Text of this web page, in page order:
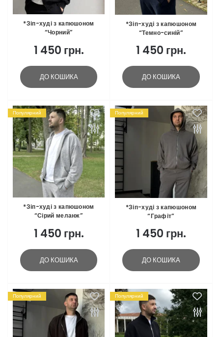
*Зіп-худі з капюшоном
“Чорний”
1 450 грн.
ДО КОШИКА
*Зіп-худі з капюшоном
“Темно-синій”
1 450 грн.
ДО КОШИКА
Популярний
*Зіп-худі з капюшоном
“Сірий меланж”
1 450 грн.
ДО КОШИКА
Популярний
*Зіп-худі з капюшоном
“Графіт”
1 450 грн.
ДО КОШИКА
Популярний Популярний